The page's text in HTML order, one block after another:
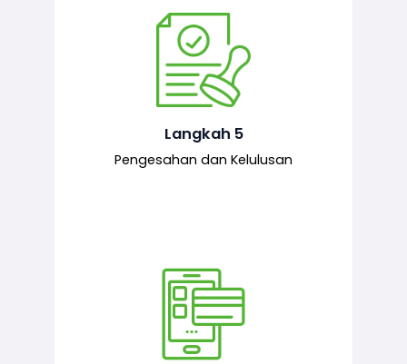
Langkah 5
Pengesahan dan Kelulusan
Pegawai pelulus menilai permohonan
dan memberi pengesahan serta
kelulusan akhir sekiranya semuanya
mematuhi syarat ditetapkan.
Setelah permohonan diluluskan, kad